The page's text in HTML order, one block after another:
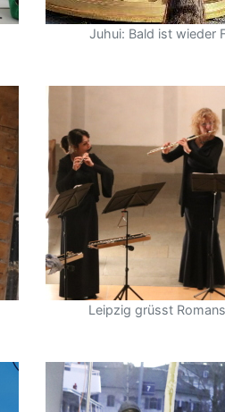
Juhui: Bald ist wieder
Leipzig grüsst